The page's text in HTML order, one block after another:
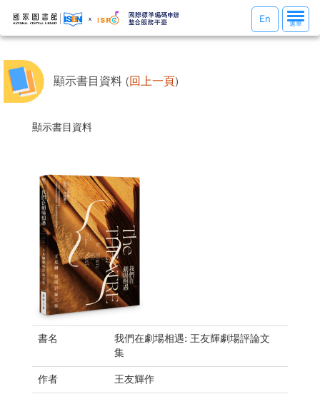
選
單
選單
En
顯示書目資料 (回上一頁)
顯示書目資料
書名
我們在劇場相遇: 王友輝劇場評論文
集
作者 王友輝作